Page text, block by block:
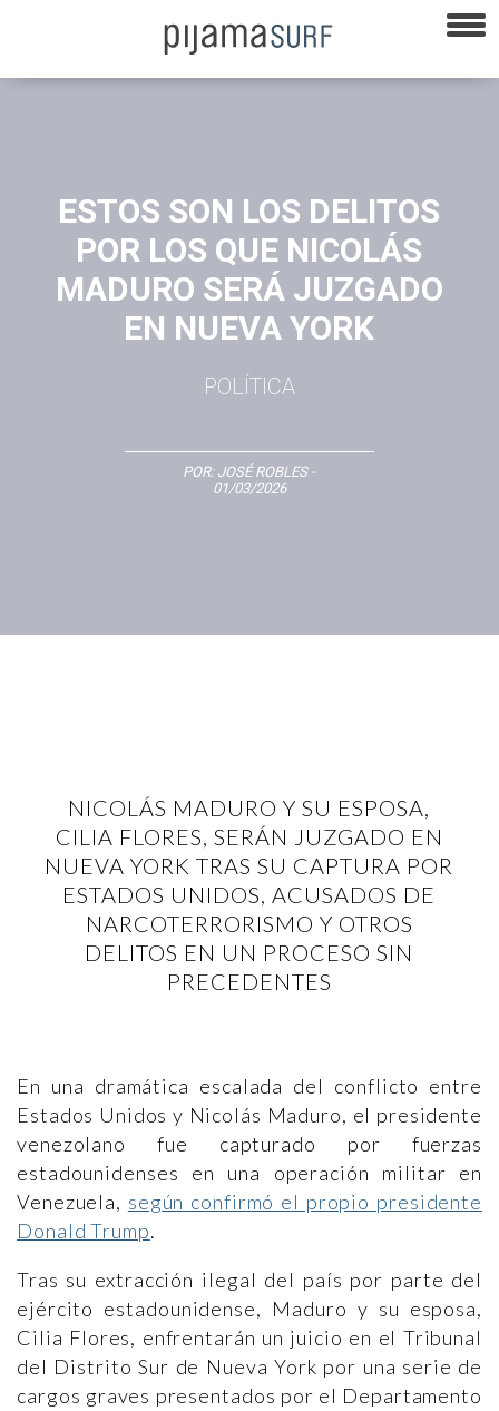
ESTOS SON LOS DELITOS
POR LOS QUE NICOLÁS
MADURO SERÁ JUZGADO
EN NUEVA YORK
POLÍTICA
POR: JOSÉ ROBLES-
01/03/2026
NICOLÁS MADURO Y SU ESPOSA,
CILIA FLORES, SERÁN JUZGADO EN
NUEVA YORK TRAS SU CAPTURA POR
ESTADOS UNIDOS, ACUSADOS DE
NARCOTERRORISMO Y OTROS
DELITOS EN UN PROCESO SIN
PRECEDENTES
En una dramática escalada del conflicto entre
Estados Unidos y Nicolás Maduro, el presidente
venezolano fue capturado por fuerzas
estadounidenses en una operación militar en
Venezuela, según confirmó el propio presidente
Donald Trump.
Tras su extracción ilegal del país por parte del
ejército estadounidense, Maduro y su esposa,
Cilia Flores, enfrentarán un juicio en el Tribunal
del Distrito Sur de Nueva York por una serie de
cargos graves presentados por el Departamento